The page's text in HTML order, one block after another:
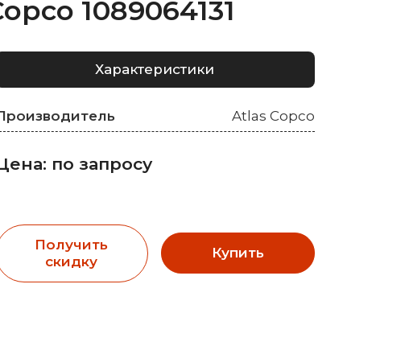
1089064131
Характеристики
Atlas Copco
по запросу
Получить
скидку
Купить